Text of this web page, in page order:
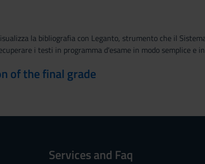
la bibliografia con Leganto, strumento che il
i testi in programma d'esame in modo semplice e
of the final grade
Services and Faq